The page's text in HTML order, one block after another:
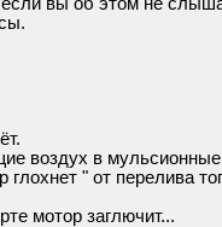
воздух в мульсионные
глохнет " от перелива
мотор заглючит...